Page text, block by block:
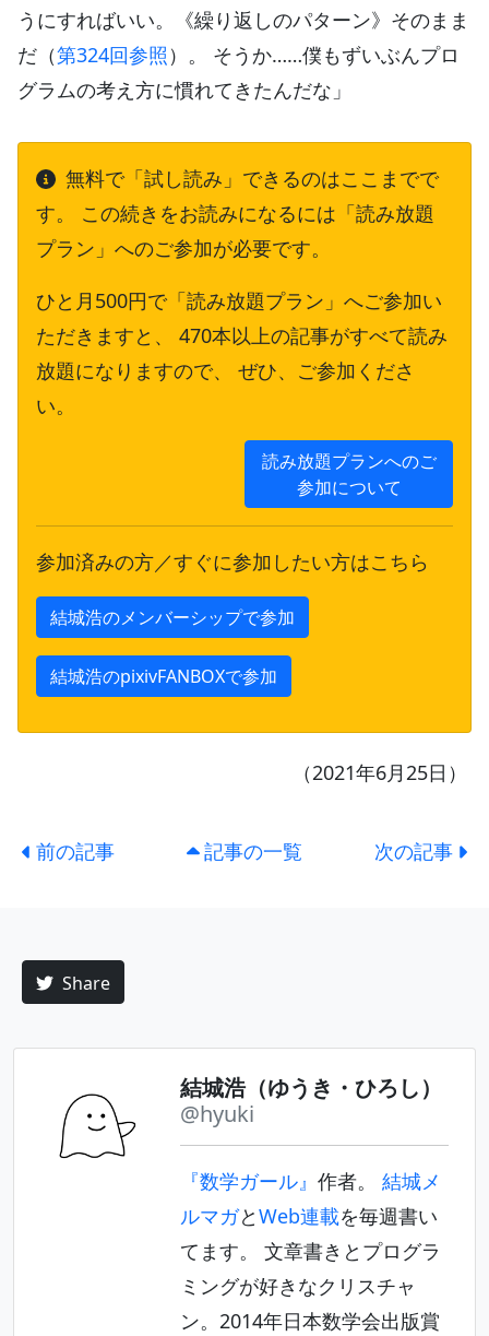
うにすればいい。《繰り返しのパターン》そのまま
だ（第324回参照 ）。 そうか……僕もずいぶんプロ
グラムの考え方に慣れてきたんだな」
無料で「試し読み」できるのはここまでで
す。 この続きをお読みになるには「読み放題
プラン」へのご参加が必要です。
ひと月500円で「読み放題プラン」へご参加い
ただきますと、 470本以上の記事がすべて読み
放題になりますので、 ぜひ、ご参加くださ
い。
読み放題プランへのご
参加について
参加済みの方／すぐに参加したい方はこちら
結城浩のメンバーシップで参加
結城浩のpixivFANBOXで参加
（2021年6月25日）
前の記事 記事の一覧 次の記事
Share
結城浩（ゆうき・ひろし）
@hyuki
『数学ガール』 作者。 結城メ
ルマガとWeb連載を毎週書い
てます。 文章書きとプログラ
ミングが好きなクリスチャ
ン。2014年日本数学会出版賞